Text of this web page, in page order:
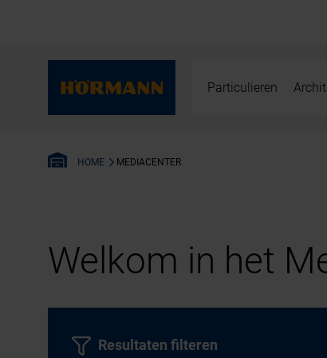
Particulieren
HOME MEDIACENTER
Welkom in het
Resultaten filteren